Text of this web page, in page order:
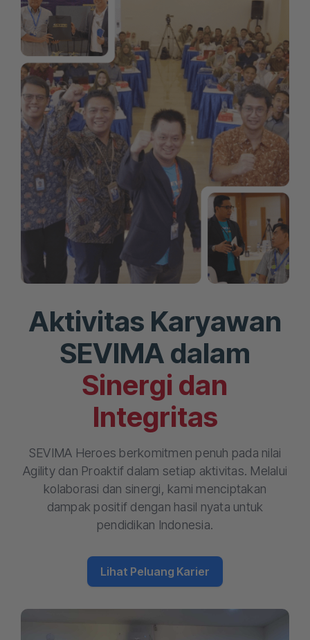
Aktivitas Karyawan
SEVIMA dalam
Sinergi dan
Integritas
SEVIMA Heroes berkomitmen penuh pada nilai
Agility dan Proaktif dalam setiap aktivitas. Melalui
kolaborasi dan sinergi, kami menciptakan
dampak positif dengan hasil nyata untuk
pendidikan Indonesia.
Lihat Peluang Karier